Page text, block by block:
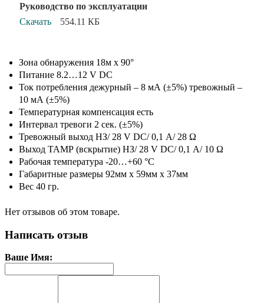
Руководство по эксплуатации
Скачать
554.11 КБ
Зона обнаружения 18м х 90°
Питание 8.2…12 V DC
Ток потребления дежурный – 8 мА (±5%) тревожный –
10 мА (±5%)
Температурная компенсация есть
Интервал тревоги 2 сек. (±5%)
Тревожный выход НЗ/ 28 V DC/ 0,1 А/ 28 Ω
Выход ТАМР (вскрытие) НЗ/ 28 V DC/ 0,1 А/ 10 Ω
Рабочая температура -20…+60 °С
Габаритные размеры 92мм х 59мм х 37мм
Вес 40 гр.
Нет отзывов об этом товаре.
Написать отзыв
Ваше Имя: